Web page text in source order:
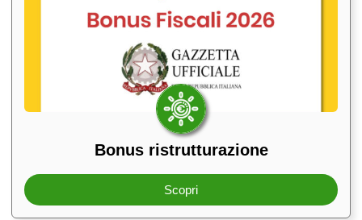
Bonus ristrutturazione
Scopri